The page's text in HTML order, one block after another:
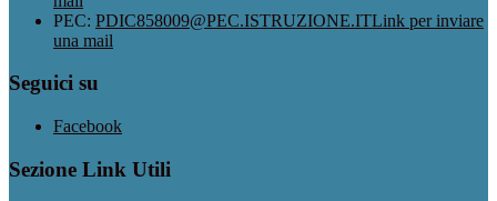
PEC: PDIC858009@PEC.ISTRUZIONE.ITLink per inviare
una mail
Seguici su
Facebook
Sezione Link Utili